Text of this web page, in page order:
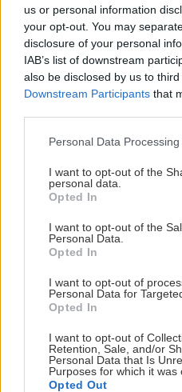
us or personal information
your opt-out. You may
disclosure of your personal
IAB’s list of downstream
also be disclosed by us to
Downstream Participants that
Please note that this website/
not limited to your visit or
grant or deny consent to
use your data for below
consent section.
Personal Data
I want to opt-out of the
personal data.
Opted In
I want to opt-out of the
Personal Data.
Opted In
I want to opt-out of
Personal Data for
Opted In
I want to opt-out of
Retention, Sale, and/or
Personal Data that Is
Purposes for which it was
Opted Out